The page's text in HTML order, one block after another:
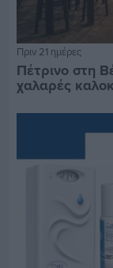
Πριν 21 ημέρες
Πέτρινο στη
χαλαρές